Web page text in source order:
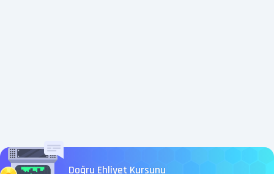
Doğru Ehliyet Kursunu